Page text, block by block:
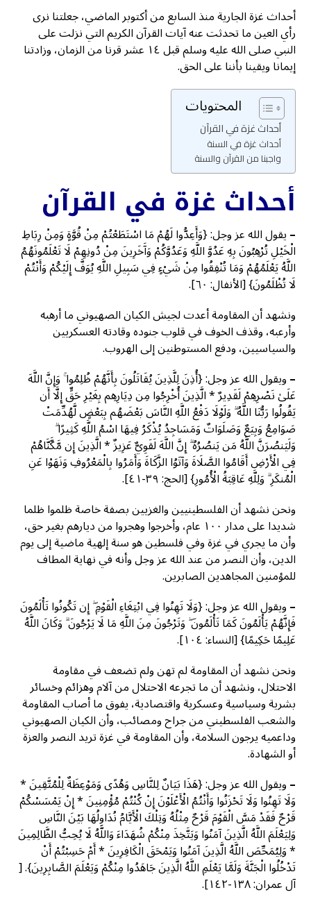
أحداث غزة الجارية منذ السابع من أكتوبر الماضي، جعلتنا نرى
رأي العين ما تحدثت عنه آيات القرآن الكريم التي نزلت على
النبي صلى الله عليه وسلم قبل ١٤ عشر قرنا من الزمان، وزادتنا
إيمانا ويقينا بأننا على الحق.
المحتويات
أحداث غزة في القرآن
أحداث غزة في السنة
واجبنا من القرآن والسنة
أحداث غزة في القرآن
–يقول الله عز وجل: {وَأَعِدُّوا لَهُمْ مَا اسْتَطَعْتُمْ مِنْ قُوَّةٍ وَمِنْ رِبَاطِ
الْخَيْلِ تُرْهِبُونَ بِهِ عَدُوَّ اللَّهِ وَعَدُوَّكُمْ وَآَخَرِينَ مِنْ دُونِهِمْ لَا تَعْلَمُونَهُمُ
اللَّهُ يَعْلَمُهُمْ وَمَا تُنْفِقُوا مِنْ شَيْءٍ فِي سَبِيلِ اللَّهِ يُوَفَّ إِلَيْكُمْ وَأَنْتُمْ
لَا تُظْلَمُونَ} [الأنفال: ٦٠].
ونشهد أن المقاومة أعدت لجيش الكيان الصهيوني ما أرهبه
وأرعبه، وقذف الخوف في قلوب جنوده وقادته العسكريين
والسياسيين، ودفع المستوطنين إلى الهروب.
–ويقول الله عز وجل: {أُذِنَ لِلَّذِينَ يُقَاتَلُونَ بِأَنَّهُمْ ظُلِمُوا ۚ وَإِنَّ اللَّهَ
عَلَىٰ نَصْرِهِمْ لَقَدِيرٌ * الَّذِينَ أُخْرِجُوا مِن دِيَارِهِم بِغَيْرِ حَقٍّ إِلَّا أَن
يَقُولُوا رَبُّنَا اللَّهُ ۗ وَلَوْلَا دَفْعُ اللَّهِ النَّاسَ بَعْضَهُم بِبَعْضٍ لَّهُدِّمَتْ
صَوَامِعُ وَبِيَعٌ وَصَلَوَاتٌ وَمَسَاجِدُ يُذْكَرُ فِيهَا اسْمُ اللَّهِ كَثِيرًا ۗ
وَلَيَنصُرَنَّ اللَّهُ مَن يَنصُرُهُ ۗ إِنَّ اللَّهَ لَقَوِيٌّ عَزِيزٌ * الَّذِينَ إِن مَّكَّنَّاهُمْ
فِي الْأَرْضِ أَقَامُوا الصَّلَاةَ وَآتَوُا الزَّكَاةَ وَأَمَرُوا بِالْمَعْرُوفِ وَنَهَوْا عَنِ
الْمُنكَرِ ۗ وَلِلَّهِ عَاقِبَةُ الْأُمُورِ} [الحج: ٣٩-٤١].
ونحن نشهد أن الفلسطينيين والغزيين بصفة خاصة ظلموا ظلما
شديدا على مدار ١٠٠ عام، وأخرجوا وهجروا من ديارهم بغير حق،
وأن ما يجري في غزة وفي فلسطين هو سنة إلهية ماضية إلى يوم
الدين، وأن النصر من عند الله عز وجل وأنه في نهاية المطاف
للمؤمنين المجاهدين الصابرين.
–ويقول الله عز وجل: {وَلَا تَهِنُوا فِي ابْتِغَاءِ الْقَوْمِ ۖ إِن تَكُونُوا تَأْلَمُونَ
فَإِنَّهُمْ يَأْلَمُونَ كَمَا تَأْلَمُونَ ۖ وَتَرْجُونَ مِنَ اللَّهِ مَا لَا يَرْجُونَ ۗ وَكَانَ اللَّهُ
عَلِيمًا حَكِيمًا} [النساء: ١٠٤].
ونحن نشهد أن المقاومة لم تهن ولم تضعف في مقاومة
الاحتلال، ونشهد أن ما تجرعه الاحتلال من آلام وهزائم وخسائر
بشرية وسياسية وعسكرية واقتصادية، يفوق ما أصاب المقاومة
والشعب الفلسطيني من جراح ومصائب، وأن الكيان الصهيوني
وداعميه يرجون السلامة، وأن المقاومة في غزة تريد النصر والعزة
أو الشهادة.
–ويقول الله عز وجل: {هَذَا بَيَانٌ لِلنَّاسِ وَهُدًى وَمَوْعِظَةٌ لِلْمُتَّقِينَ *
وَلَا تَهِنُوا وَلَا تَحْزَنُوا وَأَنْتُمُ الْأَعْلَوْنَ إِنْ كُنْتُمْ مُؤْمِنِينَ * إِنْ يَمْسَسْكُمْ
قَرْحٌ فَقَدْ مَسَّ الْقَوْمَ قَرْحٌ مِثْلُهُ وَتِلْكَ الْأَيَّامُ نُدَاوِلُهَا بَيْنَ النَّاسِ
وَلِيَعْلَمَ اللَّهُ الَّذِينَ آمَنُوا وَيَتَّخِذَ مِنْكُمْ شُهَدَاءَ وَاللَّهُ لَا يُحِبُّ الظَّالِمِينَ
* وَلِيُمَحِّصَ اللَّهُ الَّذِينَ آمَنُوا وَيَمْحَقَ الْكَافِرِينَ * أَمْ حَسِبْتُمْ أَنْ
تَدْخُلُوا الْجَنَّةَ وَلَمَّا يَعْلَمِ اللَّهُ الَّذِينَ جَاهَدُوا مِنْكُمْ وَيَعْلَمَ الصَّابِرِينَ}. [
آل عمران: ١٣٨-١٤٢].